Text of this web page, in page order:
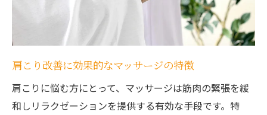
施術を選ぶ際のポイント
せんげん台駅周辺での実践例
整体の効果で肩こりと腰痛を和らげるせんげん
台駅周辺の施術院
整体施術の具体的な方法
腰痛に対する整体のアプローチ
肩こり改善に効果的なマッサージの特徴
肩こりに悩む方にとって、マッサージは筋肉の緊張を緩
和しリラクゼーションを提供する有効な手段です。特